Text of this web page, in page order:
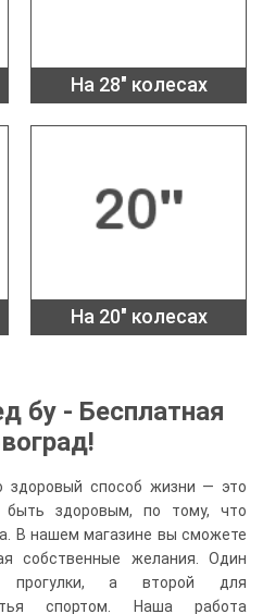
На 28" колесах
На 20" колесах
бу - Бесплатная
здоровый способ жизни — это
быть здоровым, по тому, что
В нашем магазине вы сможете
собственные желания. Один
прогулки, а второй для
спортом. Наша работа